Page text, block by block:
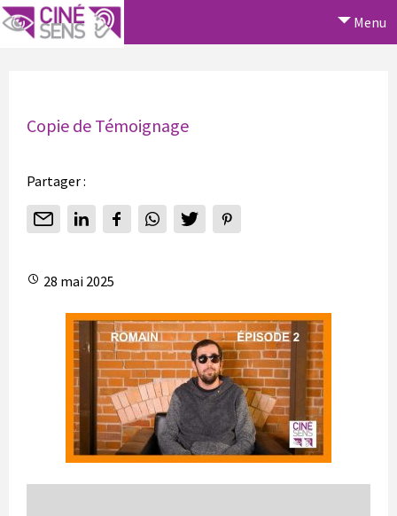
Menu
Copie de Témoignage
Partager :
28 mai 2025